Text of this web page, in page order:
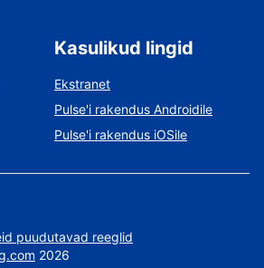
Kasulikud lingid
Ekstranet
Pulse'i rakendus Androidile
Pulse'i rakendus iOSile
puudutavad reeglid
2026